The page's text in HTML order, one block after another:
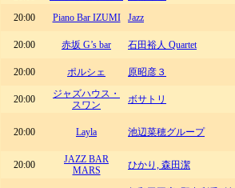
20:00
Piano Bar IZUMI Jazz
20:00
赤坂 G’s bar 石田裕人 Quartet
20:00
ポルシェ 原昭彦３
20:00
ジャズハウス・
スワン
ボサトリ
20:00 Layla 池辺菜穂グループ
20:00
JAZZ BAR
MARS
ひかり, 森田潔